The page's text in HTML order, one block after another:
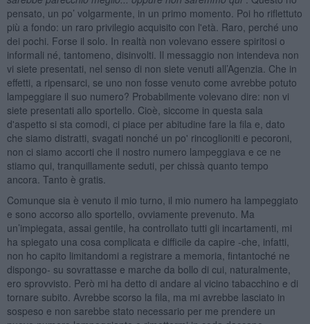
pensato, un po’ volgarmente, in un primo momento. Poi ho riflettuto
più a fondo: un raro privilegio acquisito con l'età. Raro, perché uno
dei pochi. Forse il solo. In realtà non volevano essere spiritosi o
informali né, tantomeno, disinvolti. Il messaggio non intendeva non
vi siete presentati, nel senso di non siete venuti all’Agenzia. Che in
effetti, a ripensarci, se uno non fosse venuto come avrebbe potuto
lampeggiare il suo numero? Probabilmente volevano dire: non vi
siete presentati allo sportello. Cioè, siccome in questa sala
d'aspetto si sta comodi, ci piace per abitudine fare la fila e, dato
che siamo distratti, svagati nonché un po' rincoglioniti e pecoroni,
non ci siamo accorti che il nostro numero lampeggiava e ce ne
stiamo qui, tranquillamente seduti, per chissà quanto tempo
ancora. Tanto è gratis.
Comunque sia è venuto il mio turno, il mio numero ha lampeggiato
e sono accorso allo sportello, ovviamente prevenuto. Ma
un’impiegata, assai gentile, ha controllato tutti gli incartamenti, mi
ha spiegato una cosa complicata e difficile da capire -che, infatti,
non ho capito limitandomi a registrare a memoria, fintantoché ne
dispongo- su sovrattasse e marche da bollo di cui, naturalmente,
ero sprovvisto. Però mi ha detto di andare al vicino tabacchino e di
tornare subito. Avrebbe scorso la fila, ma mi avrebbe lasciato in
sospeso e non sarebbe stato necessario per me prendere un